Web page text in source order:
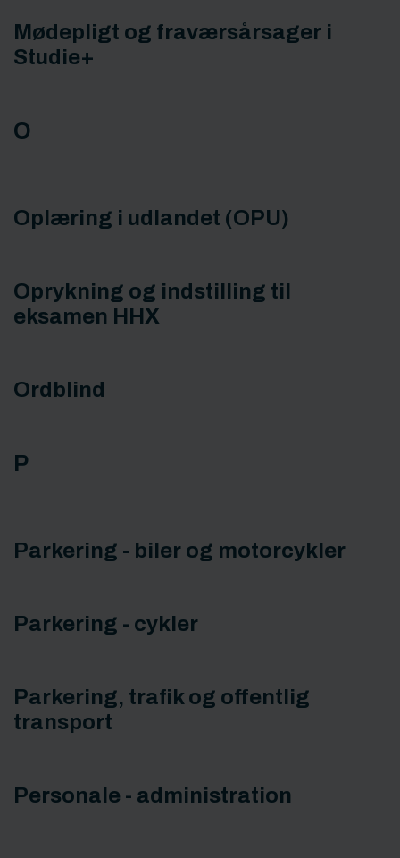
Mødepligt og fraværsårsager i
Studie+
O
Oplæring i udlandet (OPU)
Oprykning og indstilling til
eksamen HHX
Ordblind
P
Parkering - biler og motorcykler
Parkering - cykler
Parkering, trafik og offentlig
transport
Personale - administration